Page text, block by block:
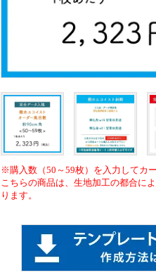
※購入数（50～59枚）を入力してカ
こちらの商品は、生地加工の都合に
ります。